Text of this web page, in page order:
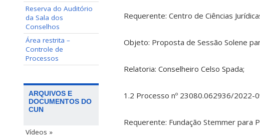
Reserva do Auditório
da Sala dos
Conselhos
Área restrita –
Controle de
Processos
ARQUIVOS E
DOCUMENTOS DO
CUN
Vídeos »
Requerente: Centro de Ciências
Objeto: Proposta de Sessão Solene
Relatoria: Conselheiro Celso Spada;
1.2 Processo nº 23080.062936/2022-
Requerente: Fundação Stemmer para